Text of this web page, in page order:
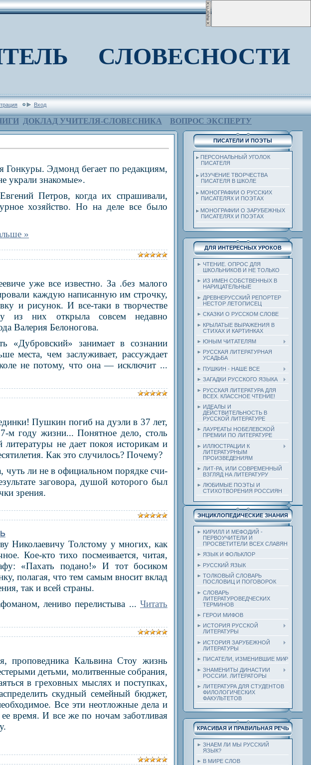
СЛОВЕСНОСТИ
Вход
ДОКЛАД УЧИТЕЛЯ-СЛОВЕСНИКА ВОПРОС ЭКСПЕРТУ
Эдмонд бегает по редакциям,
украли знакомые».
Петров, когда их спрашивали,
хозяйство. Но на деле все было
»
уже все известно. За .без малого
каждую на­писанную им строчку,
и рисунок. И все-таки в твор­честве
из них открыла совсем недавно
Валерия Белоногова.
«Дуб­ровский» занимает в сознании
места, чем заслуживает, рассуждает
не потому, что она — исключит ...
Пушкин погиб на дуэли в 37 лет,
году жизни... Понятное дело, столь
литературы не дает покоя историкам и
Как это слу­чилось? Почему?
чуть ли не в офици­альном порядке счи­
заговора, душой ко­торого был
зрения.
Нико­лаевичу Толстому у многих, как
Кое-кто тихо посмеивается, читая,
«Пахать подано!» И тот босиком
полагая, что тем самым вносит вклад
так и всей страны.
лениво перелистыва ... Читать
пропо­ведника Кальвина Стоу жизнь
детьми, молитвен­ные собрания,
в греховных мыслях и поступках,
скудный семейный бюджет,
Все эти неотлож­ные дела и
время. И все же по ночам заботливая
ПИСАТЕЛИ И ПОЭТЫ
ПЕРСОНАЛЬНЫЙ УГОЛОК
ПИСАТЕЛЯ
ИЗУЧЕНИЕ ТВОРЧЕСТВА
ПИСАТЕЛЯ В ШКОЛЕ
МОНОГРАФИИ О РУССКИХ
ПИСАТЕЛЯХ И ПОЭТАХ
МОНОГРАФИИ О ЗАРУБЕЖНЫХ
ПИСАТЕЛЯХ И ПОЭТАХ
ДЛЯ ИНТЕРЕСНЫХ УРОКОВ
ЧТЕНИЕ. ОПРОС ДЛЯ
ШКОЛЬНИКОВ И НЕ ТОЛЬКО
ИЗ ИМЕН СОБСТВЕННЫХ В
НАРИЦАТЕЛЬНЫЕ
ДРЕВНЕРУССКИЙ РЕПОРТЕР
НЕСТОР ЛЕТОПИСЕЦ
СКАЗКИ О РУССКОМ СЛОВЕ
КРЫЛАТЫЕ ВЫРАЖЕНИЯ В
СТИХАХ И КАРТИНКАХ
ЮНЫМ ЧИТАТЕЛЯМ
РУССКАЯ ЛИТЕРАТУРНАЯ
УСАДЬБА
ПУШКИН - НАШЕ ВСЕ
ЗАГАДКИ РУССКОГО ЯЗЫКА
РУССКАЯ ЛИТЕРАТУРА ДЛЯ
ВСЕХ. КЛАССНОЕ ЧТЕНИЕ!
ИДЕАЛЫ И
ДЕЙСТВИТЕЛЬНОСТЬ В
РУССКОЙ ЛИТЕРАТУРЕ
ЛАУРЕАТЫ НОБЕЛЕВСКОЙ
ПРЕМИИ ПО ЛИТЕРАТУРЕ
ИЛЛЮСТРАЦИИ К
ЛИТЕРАТУРНЫМ
ПРОИЗВЕДЕНИЯМ
ЛИТ-РА, ИЛИ СОВРЕМЕННЫЙ
ВЗГЛЯД НА ЛИТЕРАТУРУ
ЛЮБИМЫЕ ПОЭТЫ И
СТИХОТВОРЕНИЯ РОССИЯН
ЭНЦИКЛОПЕДИЧЕСКИЕ ЗНАНИЯ
КИРИЛЛ И МЕФОДИЙ -
ПЕРВОУЧИТЕЛИ И
ПРОСВЕТИТЕЛИ ВСЕХ СЛАВЯН
ЯЗЫК И ФОЛЬКЛОР
РУССКИЙ ЯЗЫК
ТОЛКОВЫЙ СЛОВАРЬ
ПОСЛОВИЦ И ПОГОВОРОК
СЛОВАРЬ
ЛИТЕРАТУРОВЕДЧЕСКИХ
ТЕРМИНОВ
ГЕРОИ МИФОВ
ИСТОРИЯ РУССКОЙ
ЛИТЕРАТУРЫ
ИСТОРИЯ ЗАРУБЕЖНОЙ
ЛИТЕРАТУРЫ
ПИСАТЕЛИ, ИЗМЕНИВШИЕ МИР
ЗНАМЕНИТЫ ДИНАСТИИ
РОССИИ. ЛИТЕРАТОРЫ
ЛИТЕРАТУРА ДЛЯ СТУДЕНТОВ
ФИЛОЛОГИЧЕСКИХ
ФАКУЛЬТЕТОВ
КРАСИВАЯ И ПРАВИЛЬНАЯ РЕЧЬ
ЗНАЕМ ЛИ МЫ РУССКИЙ
ЯЗЫК?
В МИРЕ СЛОВ